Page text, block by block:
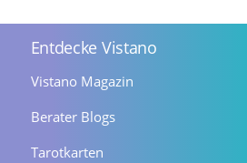
Entdecke Vistano
Vistano Magazin
Berater Blogs
Tarotkarten